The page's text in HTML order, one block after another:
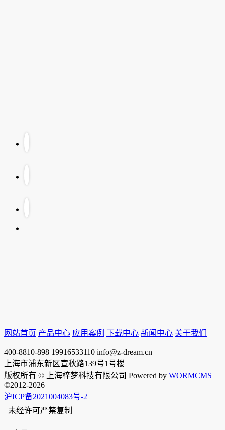
网站首页 产品中心 应用案例 下载中心 新闻中心 关于我们
400-8810-898 19916533110 info@z-dream.cn
上海市浦东新区宣秋路139号1号楼
版权所有 © 上海梓梦科技有限公司 Powered by WORMCMS
©2012-2026
沪ICP备2021004083号-2 |
未经许可严禁复制